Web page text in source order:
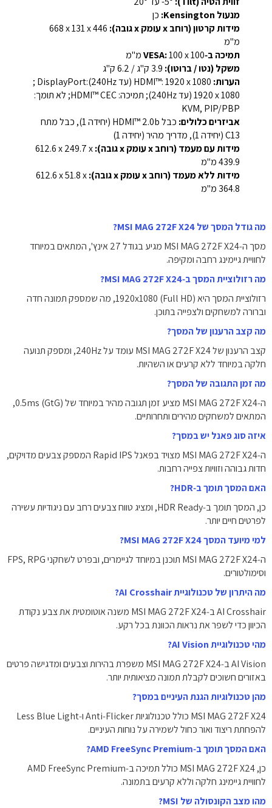
מנעול Kensington:
כן
מידות קרטון (רוחב x עומק x גובה):
‎668 x 131 x 446
מ"מ‎
תמיכה ב‑VESA:‎100 x 100 מ"מ‎
משקל (נטו / ברוטו):
הערות:
‎HDMI™: ‎1920 x 1080 (עד ‎240Hz)‎; ‎DisplayPort:
‎1920 x 1080 (עד ‎240Hz)‎; תמיכה: ‎HDMI™ CEC; לא תומך:
‎KVM, PIP/PBP‎
אביזרים כלולים:
כבל HDMI™ 2.0b (יחידה 1), כבל מתח
C13 (יחידה 1), מדריך מהיר (יחידה 1)
מידות עם מעמד (רוחב x עומק x גובה):
‎612.6 x 249.7 x
439.9 מ"מ‎
מידות ללא מעמד (רוחב x עומק x גובה):
‎612.6 x 51.8 x
364.8 מ"מ‎
מה גודל המסך של MSI MAG 272F X24?
מסך ה‑MSI MAG 272F X24 מגיע בגודל ‎27 אינץ'‎, המתאים במיוחד
לחוויית גיימינג רחבה ומקיפה.
מה רזולוציית המסך ב‑MSI MAG 272F X24?
רזולוציית המסך היא ‎1920x1080‎ (Full HD), מה שמספק תמונה חדה
וברורה למשחקים ולצפייה בתוכן.
מה קצב הרענון של המסך?
קצב הרענון של MSI MAG 272F X24 עומד על ‎240Hz‎, ומספק תנועה
חלקה במיוחד ללא קרעים או השהיות.
מה זמן התגובה של המסך?
ה‑MSI MAG 272F X24 מציע זמן תגובה מהיר במיוחד של ‎0.5ms‎ (GtG),
המתאים למשחקים מהירים ותחרותיים.
איזה סוג פאנל יש במסך?
ה‑MSI MAG 272F X24 מצויד בפאנל Rapid IPS המספק צבעים מדויקים,
חדות גבוהה וזוויות צפייה רחבות.
האם המסך תומך ב‑HDR?
כן, המסך תומך ב‑HDR Ready, ומציג טווח צבעים רחב עם ניגודיות עשירה
לפרטים חיים יותר.
למי מיועד המסך MSI MAG 272F X24?
ה‑MSI MAG 272F X24 תוכנן במיוחד לגיימרים, ובפרט לשחקני FPS, RPG
וסימולטורים.
מה היתרון של טכנולוגיית AI Crosshair?
AI Crosshair ב‑MSI MAG 272F X24 משנה אוטומטית את צבע נקודת
הכיוון כדי לשפר את נראות הכוונת בכל רקע.
מהי טכנולוגיית AI Vision?
AI Vision ב‑MSI MAG 272F X24 משפרת בהירות וצבעים ומדגישה פרטים
באזורים חשוכים לקבלת תמונה מציאותית יותר.
מהן טכנולוגיות הגנת העיניים במסך?
MSI MAG 272F X24 כולל טכנולוגיות Anti‑Flicker ו‑Less Blue Light
להפחתת ריצוד ואור כחול לשמירה על נוחות העיניים.
האם המסך תומך ב‑AMD FreeSync Premium?
כן, MSI MAG 272F X24 כולל תמיכה ב‑AMD FreeSync Premium
לחוויית גיימינג חלקה וללא קרעים בתמונה.
מהו מצב הקונסולה של MSI?